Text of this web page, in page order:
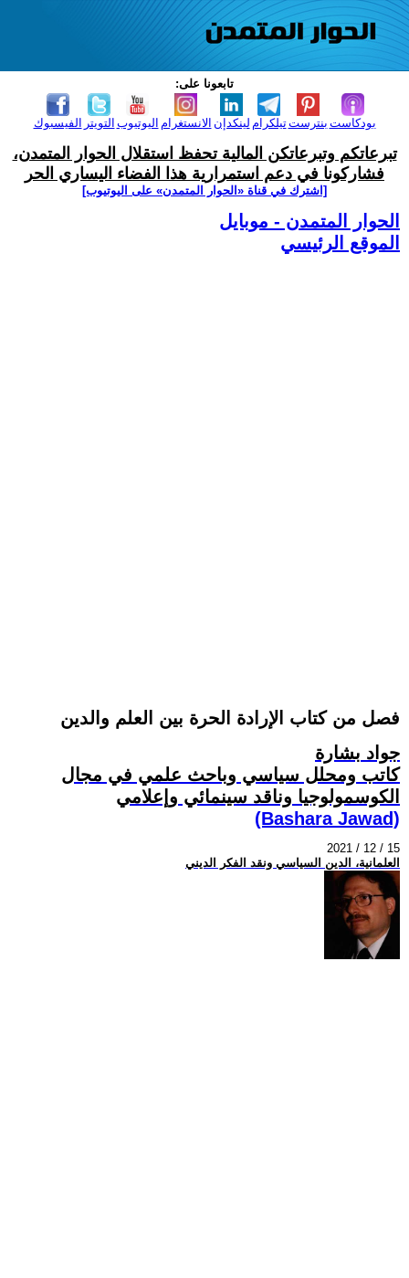
تابعونا على:
الفيسبوك التويتر اليوتيوب الانستغرام لينكدإن تيلكرامبنترست بودكاست
تبرعاتكم وتبرعاتكن المالية تحفظ استقلال الحوار المتمدن،
فشاركونا في دعم استمرارية هذا الفضاء اليساري الحر
[اشترك في قناة ‫«الحوار المتمدن» على اليوتيوب]
الحوار المتمدن - موبايل
الموقع الرئيسي
فصل من كتاب الإرادة الحرة بين العلم والدين
جواد بشارة
كاتب ومحلل سياسي وباحث علمي في مجال
الكوسمولوجيا وناقد سينمائي وإعلامي
(Bashara Jawad)
2021 / 12 / 15
العلمانية، الدين السياسي ونقد الفكر الديني